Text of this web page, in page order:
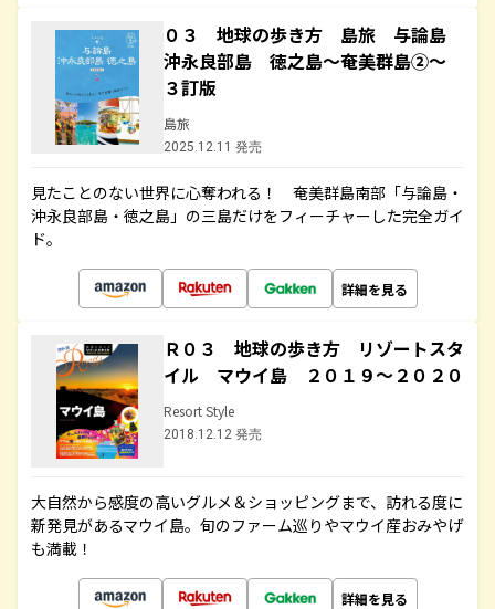
０３ 地球の歩き方 島旅 与論島
沖永良部島 徳之島～奄美群島②～
３訂版
島旅
2025.12.11 発売
見たことのない世界に心奪われる！ 奄美群島南部「与論島・
沖永良部島・徳之島」の三島だけをフィーチャーした完全ガイ
ド。
詳細を見る
Ｒ０３ 地球の歩き方 リゾートスタ
イル マウイ島 ２０１９～２０２０
Resort Style
2018.12.12 発売
大自然から感度の高いグルメ＆ショッピングまで、訪れる度に
新発見があるマウイ島。旬のファーム巡りやマウイ産おみやげ
も満載！
詳細を見る